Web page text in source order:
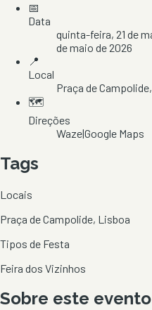
📅
Data
quinta-feira, 21 de
de maio de 2026
📍
Local
Praça de Campolide
🗺️
Direções
Waze|Google Maps
Tags
Locais
Praça de Campolide, Lisboa
Tipos de Festa
Feira dos Vizinhos
Sobre este evento